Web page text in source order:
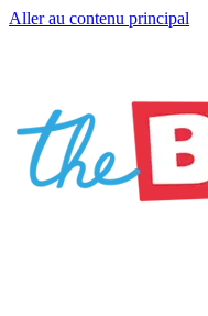
Aller au contenu principal